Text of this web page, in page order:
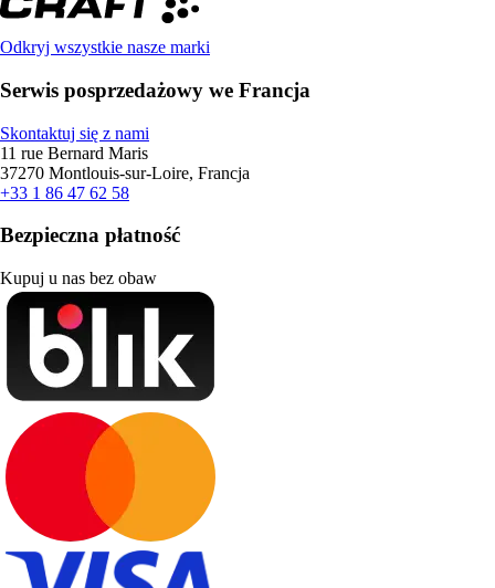
Odkryj wszystkie nasze marki
Serwis posprzedażowy we Francja
Skontaktuj się z nami
11 rue Bernard Maris
37270 Montlouis-sur-Loire, Francja
+33 1 86 47 62 58
Bezpieczna płatność
Kupuj u nas bez obaw